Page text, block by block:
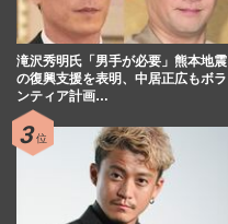
滝沢秀明氏「男手が必要」熊本地震
の復興支援を表明、中居正広もボラ
ンティア計画…